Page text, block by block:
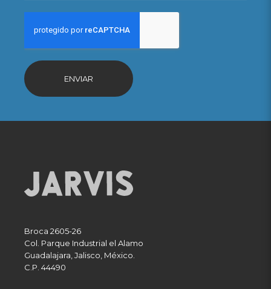
ENVIAR
Broca 2605-26
Col. Parque Industrial el Alamo
Guadalajara Jalisco México
C.P. 44490